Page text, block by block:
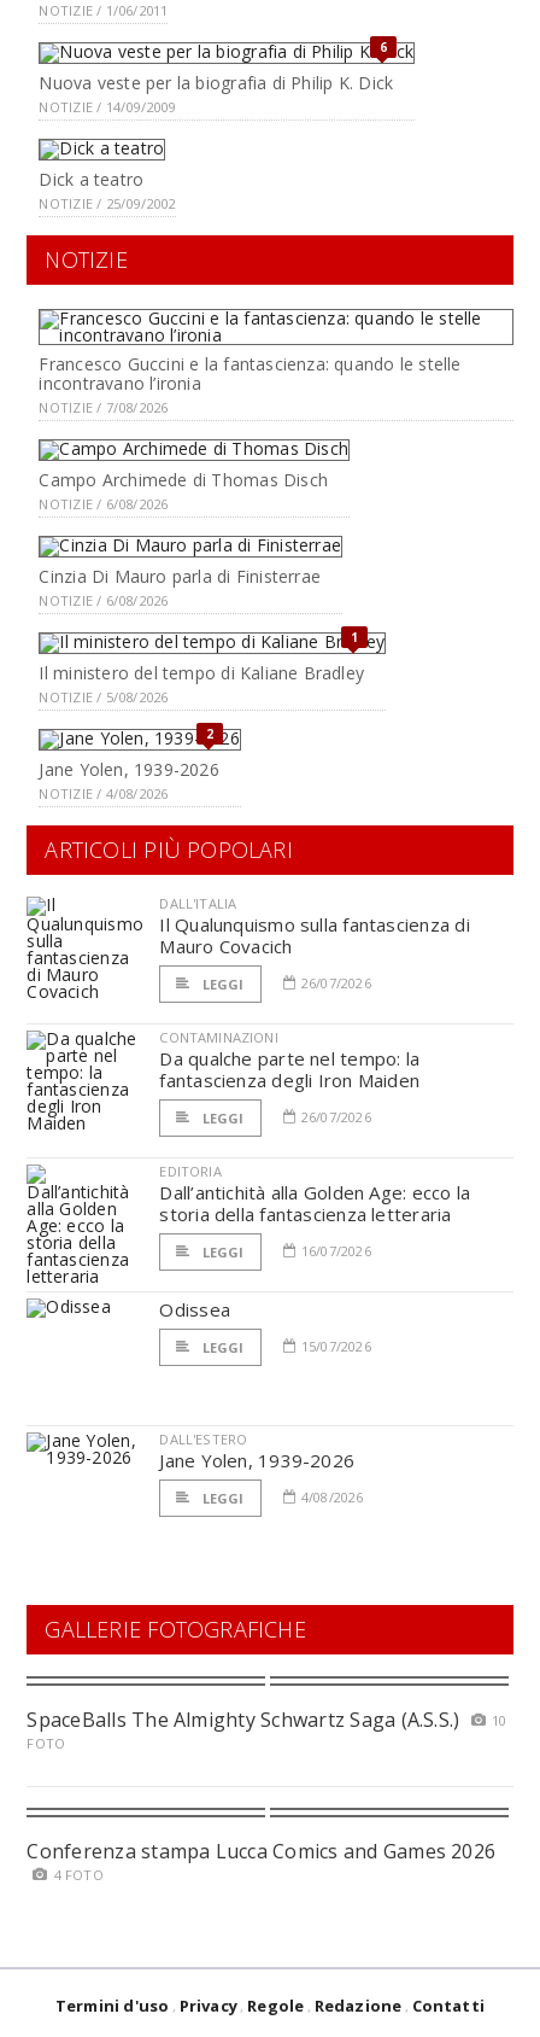
NOTIZIE / 1/06/2011
6
Nuova veste per la biografia di Philip K. Dick
NOTIZIE / 14/09/2009
Dick a teatro
NOTIZIE / 25/09/2002
NOTIZIE
Francesco Guccini e la fantascienza: quando le stelle
incontravano l’ironia
NOTIZIE / 7/08/2026
Campo Archimede di Thomas Disch
NOTIZIE / 6/08/2026
Cinzia Di Mauro parla di Finisterrae
NOTIZIE / 6/08/2026
1
Il ministero del tempo di Kaliane Bradley
NOTIZIE / 5/08/2026
2
Jane Yolen, 1939-2026
NOTIZIE / 4/08/2026
ARTICOLI PIÙ POPOLARI
DALL'ITALIA
Il Qualunquismo sulla fantascienza di
Mauro Covacich
LEGGI 26/07/2026
CONTAMINAZIONI
Da qualche parte nel tempo: la
fantascienza degli Iron Maiden
LEGGI 26/07/2026
EDITORIA
Dall’antichità alla Golden Age: ecco la
storia della fantascienza letteraria
LEGGI 16/07/2026
Odissea
LEGGI 15/07/2026
DALL'ESTERO
Jane Yolen, 1939-2026
LEGGI 4/08/2026
GALLERIE FOTOGRAFICHE
SpaceBalls The Almighty Schwartz Saga (A.S.S.)
10
FOTO
Conferenza stampa Lucca Comics and Games 2026
4 FOTO
Termini d'uso Privacy Regole Redazione Contatti